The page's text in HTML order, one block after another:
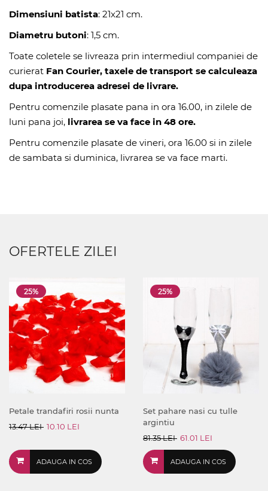
Dimensiuni batista: 21x21 cm.
Diametru butoni: 1,5 cm.
Toate coletele se livreaza prin intermediul companiei de
curierat Fan Courier, taxele de transport se calculeaza
dupa introducerea adresei de livrare.
Pentru comenzile plasate pana in ora 16.00, in zilele de
luni pana joi, livrarea se va face in 48 ore.
Pentru comenzile plasate de vineri, ora 16.00 si in zilele
de sambata si duminica, livrarea se va face marti.
OFERTELE ZILEI
25%
Petale trandafiri rosii nunta
13.47 LEI 10.10 LEI
ADAUGA IN COS
25%
Set pahare nasi cu tulle
argintiu
81.35 LEI 61.01 LEI
ADAUGA IN COS